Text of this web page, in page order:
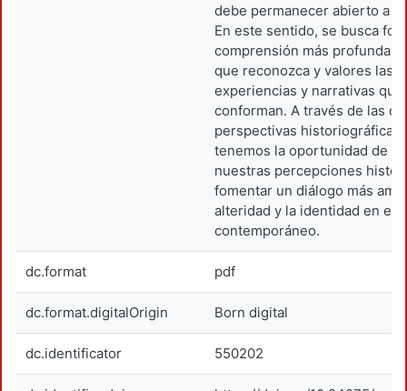
debe permanecer abierto a
En este sentido, se busca
comprensión más profunda
que reconozca y valores las
experiencias y narrativas que
conforman. A través de las
perspectivas historiográficas
tenemos la oportunidad de
nuestras percepciones
fomentar un diálogo más
alteridad y la identidad en el
contemporáneo.
dc.format pdf
dc.format.digitalOrigin Born digital
dc.identificator 550202